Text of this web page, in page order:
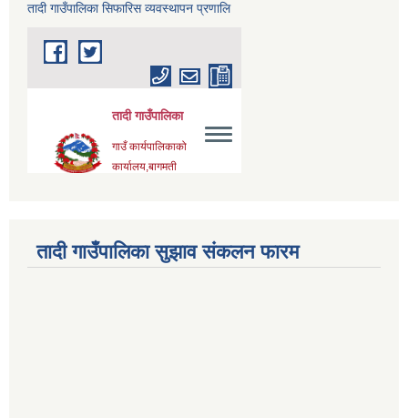
तादी गाउँपालिका सिफारिस व्यवस्थापन प्रणालि
तादी गाउँपालिका सुझाव संकलन फारम